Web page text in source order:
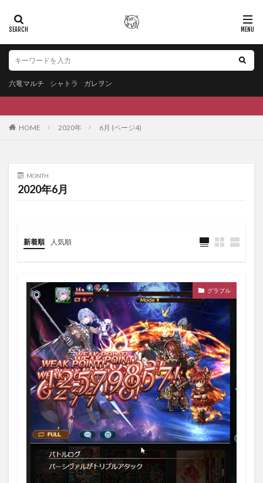
六竜マルチ シャトラ ガレヲン
HOME 2020年 6月 (ページ4)
MONTH
2020年6月
新着順 人気順
グラブル